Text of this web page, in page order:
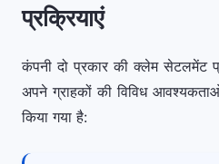
प्रक्रियाएं
कंपनी दो प्रकार की क्लेम सेटलमेंट
अपने ग्राहकों की विविध
किया गया है: